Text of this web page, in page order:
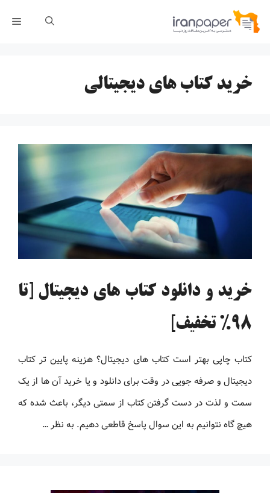
پرش
خرید کتاب های دیجیتالی
خرید و دانلود کتاب های دیجیتال [تا
98% تخفیف]
کتاب چاپی بهتر است کتاب های دیجیتال؟ هزینه پایین تر کتاب
دیجیتال و صرفه جویی در وقت برای دانلود و یا خرید آن ها از یک
سمت و لذت در دست گرفتن کتاب از سمتی دیگر، باعث شده که
هیچ گاه نتوانیم به این سوال پاسخ قاطعی دهیم. به نظر …